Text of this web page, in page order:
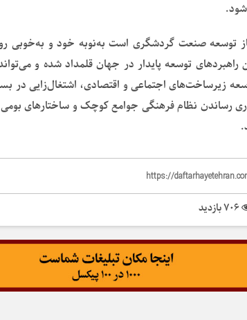
توسعه صنعت گردشگری است به‌نوبه خود و به‌خوبی
توسعه پایدار در جهان قلمداد شده و
زیرساخت‌های اجتماعی و اقتصادی، اشتغال‌زایی در
رساندن نظام فرهنگی جوامع کوچک و ساختارهای
https://